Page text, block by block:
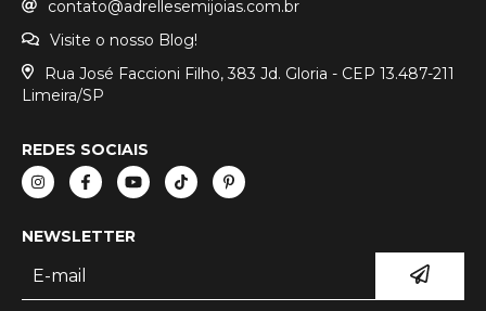
contato@adrellesemijoias.com.br
Visite o nosso Blog!
Rua José Faccioni Filho, 383 Jd. Gloria - CEP 13.487-211
Limeira/SP
REDES SOCIAIS
NEWSLETTER